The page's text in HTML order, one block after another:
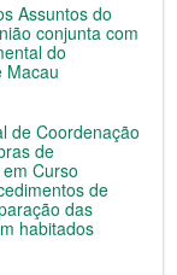
Assuntos do
conjunta com
do
Macau
de Coordenação
de
Curso
de
das
habitados